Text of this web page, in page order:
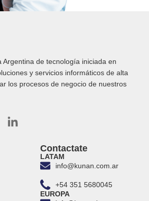
Argentina de tecnología iniciada en
y servicios informáticos de alta
los procesos de negocio de nuestros
Contactate
LATAM
info@kunan.com.ar
+54 351 5680045
EUROPA